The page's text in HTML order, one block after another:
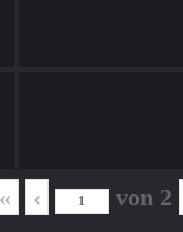
« ‹ von 2